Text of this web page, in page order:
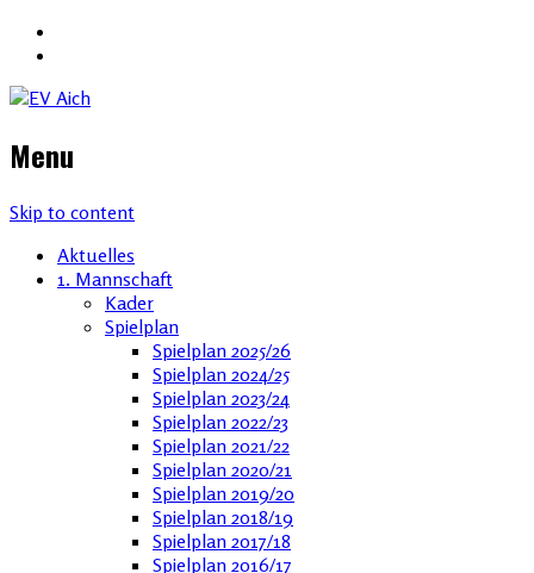
Menu
Skip to content
Aktuelles
1. Mannschaft
Kader
Spielplan
Spielplan 2025/26
Spielplan 2024/25
Spielplan 2023/24
Spielplan 2022/23
Spielplan 2021/22
Spielplan 2020/21
Spielplan 2019/20
Spielplan 2018/19
Spielplan 2017/18
Spielplan 2016/17